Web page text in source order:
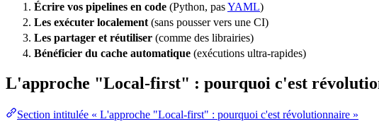
Écrire vos pipelines en code (Python, pasYAML)
Les exécuter localement(sans pousser vers une CI)
Les partager et réutiliser (comme des librairies)
Bénéficier du cache automatique (exécutions ultra-rapides)
L'approche "Local-first" : pourquoi c'est
Section intitulée « L'approche "Local-first" : pourquoi c'est révolutionnaire »